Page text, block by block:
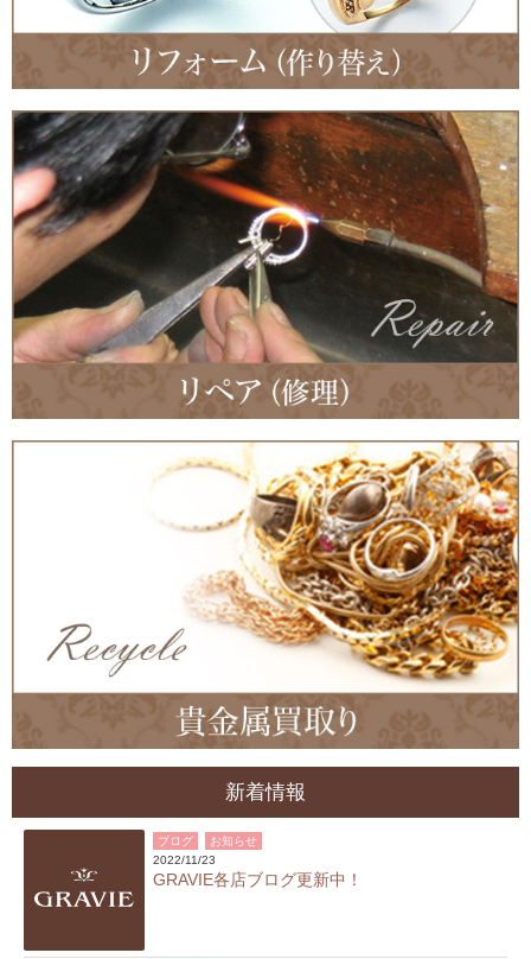
新着情報
ブログ
お知らせ
2022/11/23
GRAVIE各店ブログ更新中！